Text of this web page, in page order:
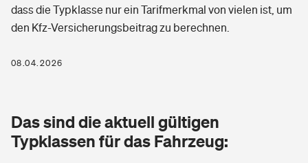
Berufshaftpflichtversicherung
Rentenrechner: Wie viel Geld bekomme ich im Alter?
Photovoltaik
Wärmepumpen versichern
Vermieterrrechtsschutz
Rechts­schutz­ver­si­che­rung
Kinderunfall­ver­si­che­rung
Private Krankenversicherung
Tierkrankenversicherung
dass die Typklasse nur ein Tarifmerkmal von vielen ist, um
den Kfz-Versicherungsbeitrag zu berechnen.
08.04.2026
Das sind die aktuell gültigen
Typklassen für das Fahrzeug: